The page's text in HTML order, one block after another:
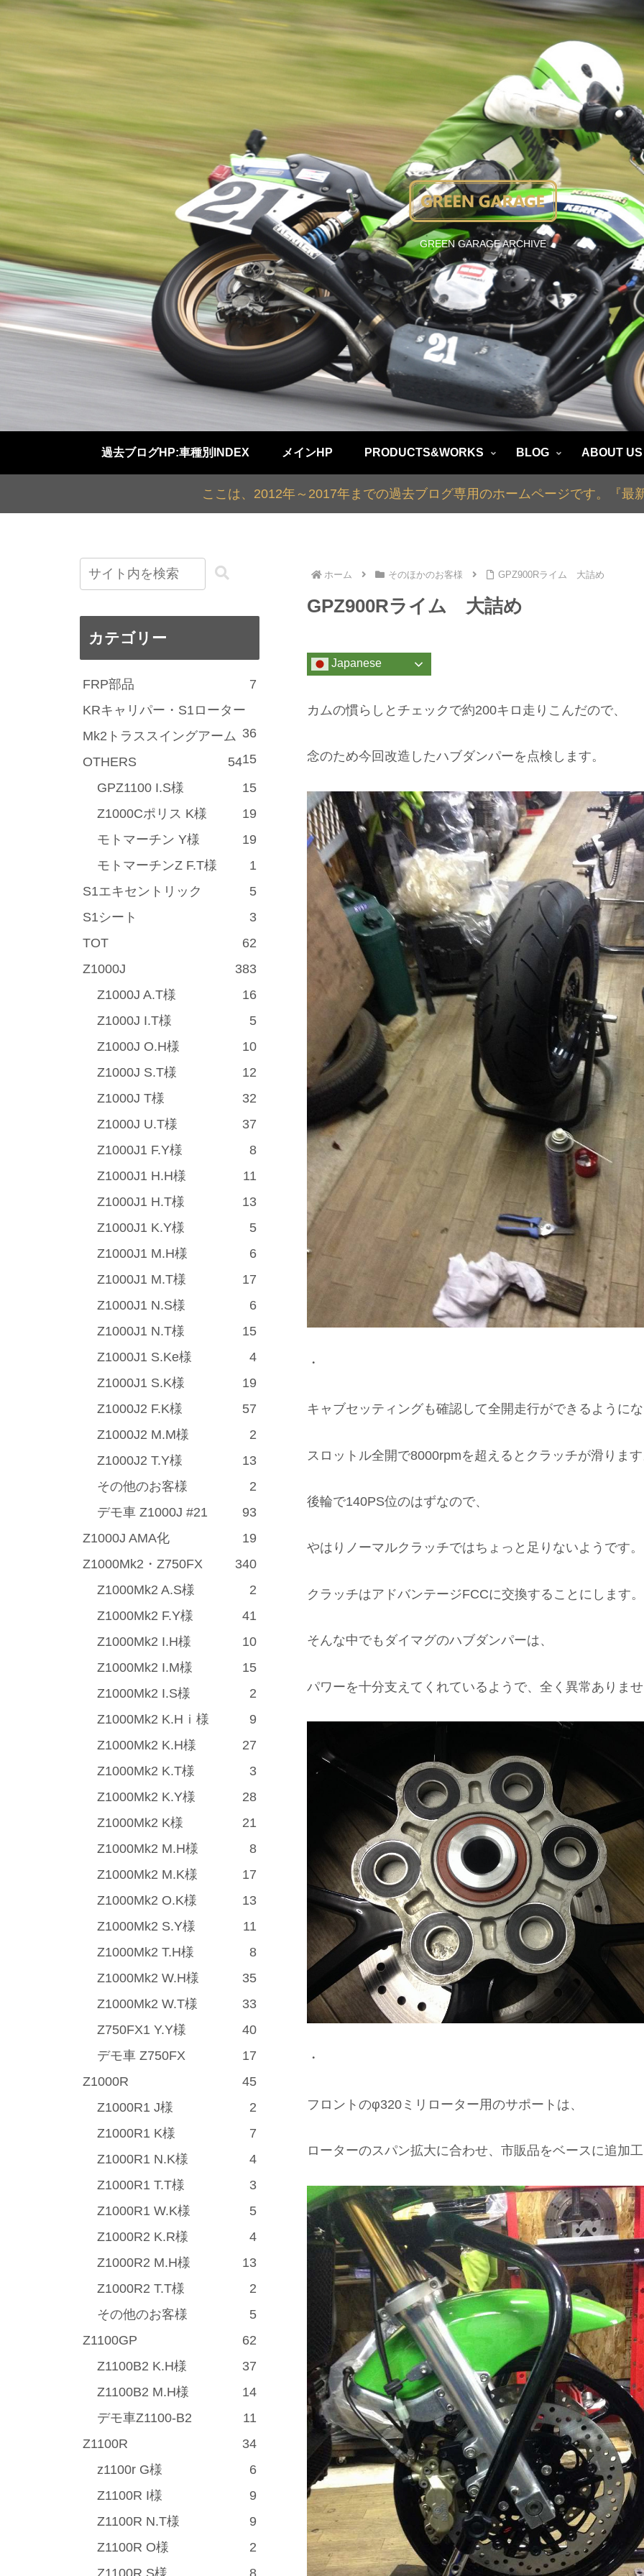
GREEN GARAGE ARCHIVE
過去ブログHP:車種別INDEX メインHP PRODUCTS&WORKS BLOG ABOUT US
ここは、2012年～2017年までの過去ブログ専用のホームページです。『最
ホーム そのほかのお客様 GPZ900Rライム 大詰め
GPZ900Rライム 大詰め
Japanese
カムの慣らしとチェックで約200キロ走りこんだので、
念のため今回改造したハブダンパーを点検します。
・
キャブセッティングも確認して全開走行ができるように
スロットル全開で8000rpmを超えるとクラッチが滑りま
後輪で140PS位のはずなので、
やはりノーマルクラッチではちょっと足りないようです。
クラッチはアドバンテージFCCに交換することにします。
そんな中でもダイマグのハブダンパーは、
パワーを十分支えてくれているようで、全く異常ありま
・
フロントのφ320ミリローター用のサポートは、
ローターのスパン拡大に合わせ、市販品をベースに追加
カテゴリー
FRP部品
7
KRキャリパー・S1ローター
36
Mk2トラススイングアーム
15
OTHERS
54
GPZ1100 I.S様
15
Z1000Cポリス K様
19
モトマーチン Y様
19
モトマーチンZ F.T様
1
S1エキセントリック
5
S1シート
3
TOT
62
Z1000J
383
Z1000J A.T様
16
Z1000J I.T様
5
Z1000J O.H様
10
Z1000J S.T様
12
Z1000J T様
32
Z1000J U.T様
37
Z1000J1 F.Y様
8
Z1000J1 H.H様
11
Z1000J1 H.T様
13
Z1000J1 K.Y様
5
Z1000J1 M.H様
6
Z1000J1 M.T様
17
Z1000J1 N.S様
6
Z1000J1 N.T様
15
Z1000J1 S.Ke様
4
Z1000J1 S.K様
19
Z1000J2 F.K様
57
Z1000J2 M.M様
2
Z1000J2 T.Y様
13
その他のお客様
2
デモ車 Z1000J #21
93
Z1000J AMA化
19
Z1000Mk2・Z750FX
340
Z1000Mk2 A.S様
2
Z1000Mk2 F.Y様
41
Z1000Mk2 I.H様
10
Z1000Mk2 I.M様
15
Z1000Mk2 I.S様
2
Z1000Mk2 K.Hｉ様
9
Z1000Mk2 K.H様
27
Z1000Mk2 K.T様
3
Z1000Mk2 K.Y様
28
Z1000Mk2 K様
21
Z1000Mk2 M.H様
8
Z1000Mk2 M.K様
17
Z1000Mk2 O.K様
13
Z1000Mk2 S.Y様
11
Z1000Mk2 T.H様
8
Z1000Mk2 W.H様
35
Z1000Mk2 W.T様
33
Z750FX1 Y.Y様
40
デモ車 Z750FX
17
Z1000R
45
Z1000R1 J様
2
Z1000R1 K様
7
Z1000R1 N.K様
4
Z1000R1 T.T様
3
Z1000R1 W.K様
5
Z1000R2 K.R様
4
Z1000R2 M.H様
13
Z1000R2 T.T様
2
その他のお客様
5
Z1100GP
62
Z1100B2 K.H様
37
Z1100B2 M.H様
14
デモ車Z1100-B2
11
Z1100R
34
z1100r G様
6
Z1100R I様
9
Z1100R N.T様
9
Z1100R O様
2
Z1100R S様
8